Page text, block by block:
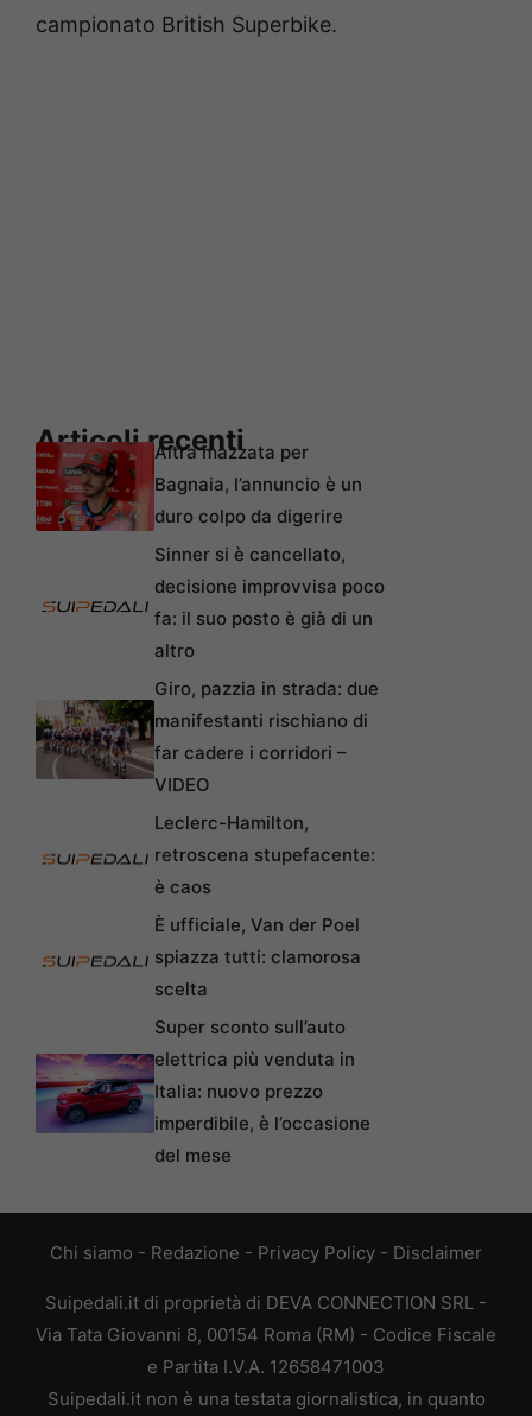
campionato British Superbike.
Articoli recenti
Altra mazzata per
Bagnaia, l’annuncio è un
duro colpo da digerire
Sinner si è cancellato,
decisione improvvisa poco
fa: il suo posto è già di un
altro
Giro, pazzia in strada: due
manifestanti rischiano di
far cadere i corridori –
VIDEO
Leclerc-Hamilton,
retroscena stupefacente:
è caos
È ufficiale, Van der Poel
spiazza tutti: clamorosa
scelta
Super sconto sull’auto
elettrica più venduta in
Italia: nuovo prezzo
imperdibile, è l’occasione
del mese
Chi siamo - Redazione - Privacy Policy - Disclaimer
Suipedali.it di proprietà di DEVA CONNECTION SRL -
Via Tata Giovanni 8, 00154 Roma (RM) - Codice Fiscale
e Partita I.V.A. 12658471003
Suipedali.it non è una testata giornalistica, in quanto